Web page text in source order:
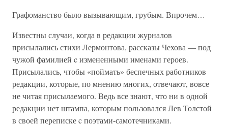
Графоманство было вызывающим, грубым. Впрочем…
Известны случаи, когда в редакции журналов
присылались стихи Лермонтова, рассказы Чехова — под
чужой фамилией c измененными именами героев.
Присылались, чтобы «поймать» беспечных работников
редакции, которые, по мнению многих, отвечают, вовсе
не читая присылаемого. Ведь все знают, что ни в одной
редакции нет штампа, которым пользовался Лев Толстой
в своей переписке c поэтами-самотечниками.